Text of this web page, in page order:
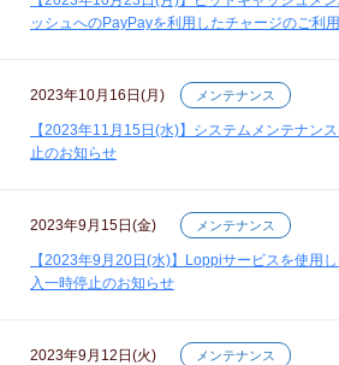
ッシュへのPayPayを利用したチャージのご利
2023年10月16日(月) メンテナンス
【2023年11月15日(水)】システムメンテナン
止のお知らせ
2023年9月15日(金) メンテナンス
【2023年9月20日(水)】Loppiサービスを使用
入一時停止のお知らせ
2023年9月12日(火) メンテナンス